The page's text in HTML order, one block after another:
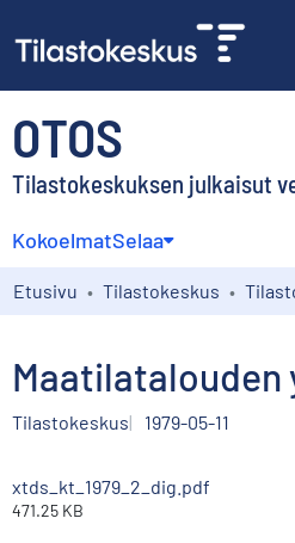
OTOS
Tilastokeskuksen julkaisut
KokoelmatSelaa
Etusivu Tilastokeskus
Tilastokeskus 1979-05-11
xtds_kt_1979_2_dig.pdf
471.25 KB